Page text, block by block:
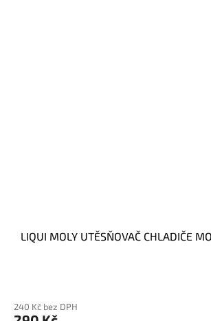
LIQUI MOLY UTĚSŇOVAČ CHLADIČE
240 Kč bez DPH